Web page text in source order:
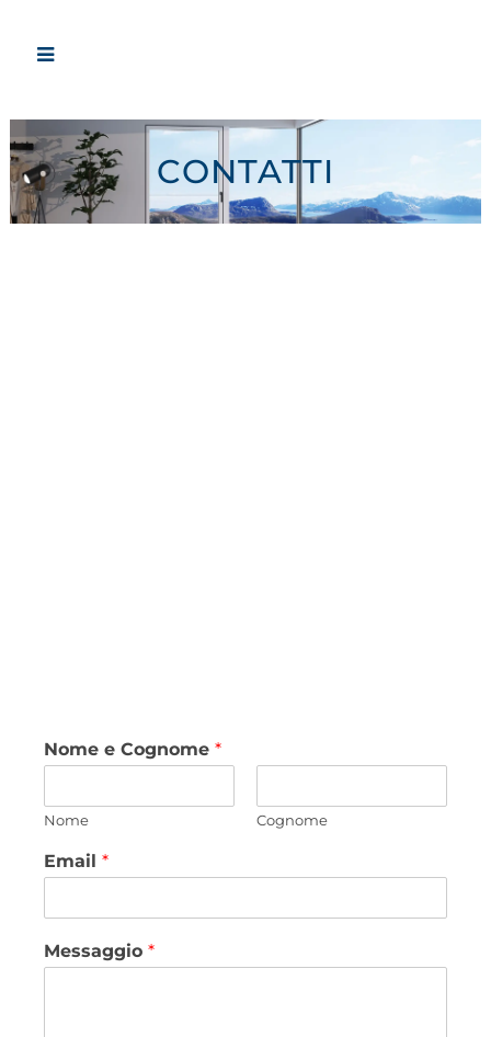
CONTATTI
Nome e Cognome *
Nome Cognome
Email *
Messaggio *